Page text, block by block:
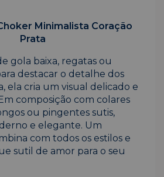
Minimalista Coração
Prata
gola baixa, regatas ou
destacar o detalhe dos
ela cria um visual delicado e
composição com colares
ou pingentes sutis,
e elegante. Um
com todos os estilos e
sutil de amor para o seu